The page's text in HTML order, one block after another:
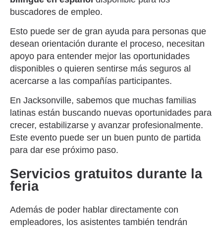
buscadores de empleo.
Esto puede ser de gran ayuda para personas que
desean orientación durante el proceso, necesitan
apoyo para entender mejor las oportunidades
disponibles o quieren sentirse más seguros al
acercarse a las compañías participantes.
En Jacksonville, sabemos que muchas familias
latinas están buscando nuevas oportunidades para
crecer, estabilizarse y avanzar profesionalmente.
Este evento puede ser un buen punto de partida
para dar ese próximo paso.
Servicios gratuitos durante la
feria
Además de poder hablar directamente con
empleadores, los asistentes también tendrán